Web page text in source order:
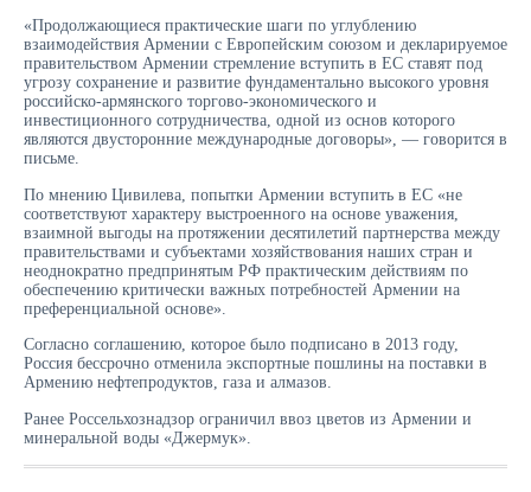
«Продолжающиеся практические шаги по углублению
взаимодействия Армении с Европейским союзом и декларируемое
правительством Армении стремление вступить в ЕС ставят под
угрозу сохранение и развитие фундаментально высокого уровня
российско-армянского торгово-экономического и
инвестиционного сотрудничества, одной из основ которого
являются двусторонние международные договоры», — говорится в
письме.
По мнению Цивилева, попытки Армении вступить в ЕС «не
соответствуют характеру выстроенного на основе уважения,
взаимной выгоды на протяжении десятилетий партнерства между
правительствами и субъектами хозяйствования наших стран и
неоднократно предпринятым РФ практическим действиям по
обеспечению критически важных потребностей Армении на
преференциальной основе».
Согласно соглашению, которое было подписано в 2013 году,
Россия бессрочно отменила экспортные пошлины на поставки в
Армению нефтепродуктов, газа и алмазов.
Ранее Россельхознадзор ограничил ввоз цветов из Армении и
минеральной воды «Джермук».